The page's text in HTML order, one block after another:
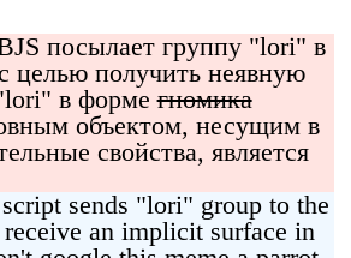
посылает группу "lori" в
целью получить неявную
в формегномика
объектом, несущим в
свойства, является
sends "lori" group to the
an implicit surface in